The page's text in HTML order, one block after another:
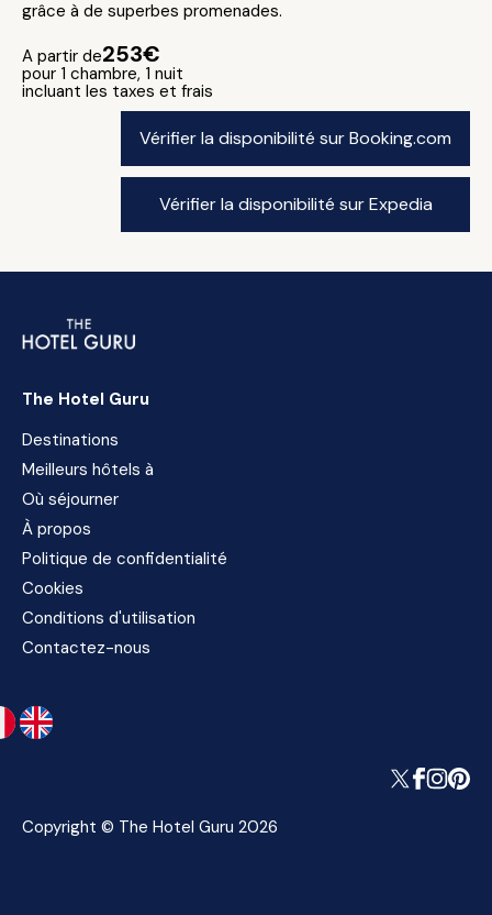
grâce à de superbes promenades.
A partir de253€
pour 1 chambre, 1 nuit
incluant les taxes et frais
Vérifier la disponibilité sur Booking.com
Vérifier la disponibilité sur Expedia
The Hotel Guru
Destinations
Meilleurs hôtels à
Où séjourner
À propos
Politique de confidentialité
Cookies
Conditions d'utilisation
Contactez-nous
Copyright © The Hotel Guru 2026